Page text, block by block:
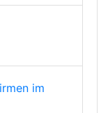
im